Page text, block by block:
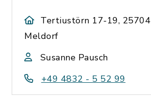
Tertiustörn 17-19, 25704
Meldorf
Susanne Pausch
+49 4832 - 5 52 99